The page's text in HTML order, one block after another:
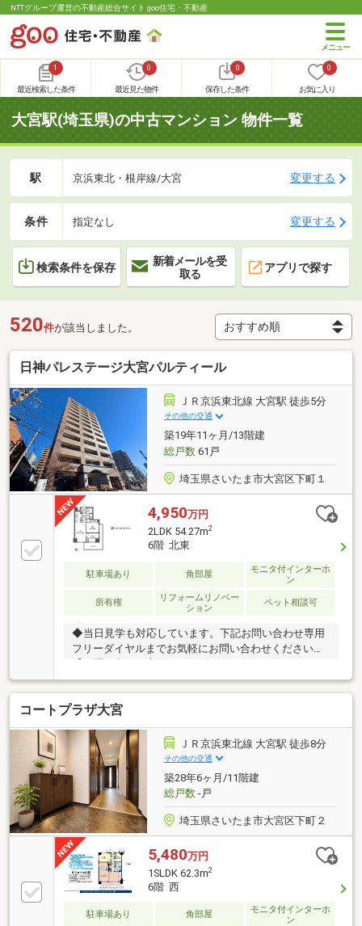
NTTグループ運営の不動産総合サイト goo住宅・不動産
1
最近検索した条件
0
最近見た物件
0
保存した条件
0
お気に入り
大宮駅(埼玉県)の中古マンション 物件一覧
駅 京浜東北・根岸線/大宮 変更する
条件 指定なし 変更する
検索条件を保存
新着メールを受
取る
アプリで探す
520件が該当しました。
日神パレステージ大宮パルティール
ＪＲ京浜東北線 大宮駅 徒歩5分
その他の交通
築19年11ヶ月/13階建
総戸数61戸
埼玉県さいたま市大宮区下町１
4,950万円
2LDK 54.27m2
6階 北東
駐車場あり 角部屋
モニタ付インターホ
ン
所有権
リフォームリノベー
ション
ペット相談可
◆当日見学も対応しています。下記お問い合わせ専用
フリーダイヤルまでお気軽にお問い合わせください。
【お問い合わせ専用フリーダイヤル：０１２０－８５
４－３７５】◆ご来店、ご見学の際は、ご自宅まで車
での送迎も行っております。【東宝ハウス新都心の家
さがし】（1）お客様一人ひとりに専属FPを一生涯無
料でサポートする支援制度（2）未来カレンダーによ
る無理のない返済シミュレーション（詳しくはお問合
せください）（3）当社提携銀行ご紹介／ 変動金利
０．９５％（ZEH住宅の場合の最優遇）、スゴ団信
（全疾病保障+3大疾病50％保障）（4）物件ごとの災
害レポート配布（5）火災保険、引越費用の割引サポ
ート（団体割引
コートプラザ大宮
ＪＲ京浜東北線 大宮駅 徒歩8分
その他の交通
築28年6ヶ月/11階建
総戸数-戸
埼玉県さいたま市大宮区下町２
5,480万円
1SLDK 62.3m2
6階 西
駐車場あり 角部屋
モニタ付インターホ
ン